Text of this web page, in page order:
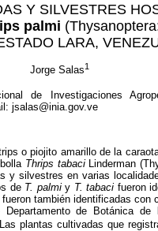
Y SILVESTRES
palmi
LARA,
Jorge Salas1
de Investigaciones
jsalas@inia.gov.ve
o piojito amarillo de la
Thrips tabaci Linderman
y silvestres en varias
de T. palmiy T. tabaci fueron
también identificadas con
de Botánica de
Las plantas cultivadas que